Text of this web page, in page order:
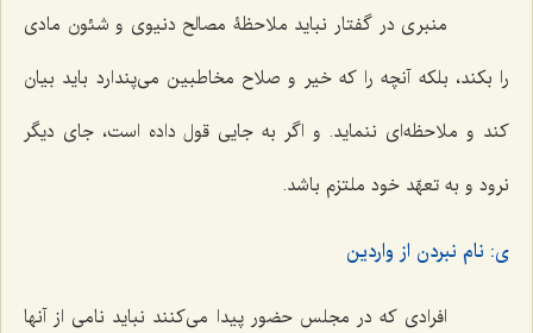
منبری در گفتار نباید ملاحظۀ مصالح دنیوی و شئون مادی
را بکند، بلکه آنچه را که خیر و صلاح مخاطبین می‌پندارد باید بیان
کند و ملاحظه‌ای ننماید. و اگر به جایی قول داده است، جای دیگر
نرود و به تعهّد خود ملتزم باشد.
ی: نام نبردن از واردین
افرادی که در مجلس حضور پیدا می‌کنند نباید نامی از آنها